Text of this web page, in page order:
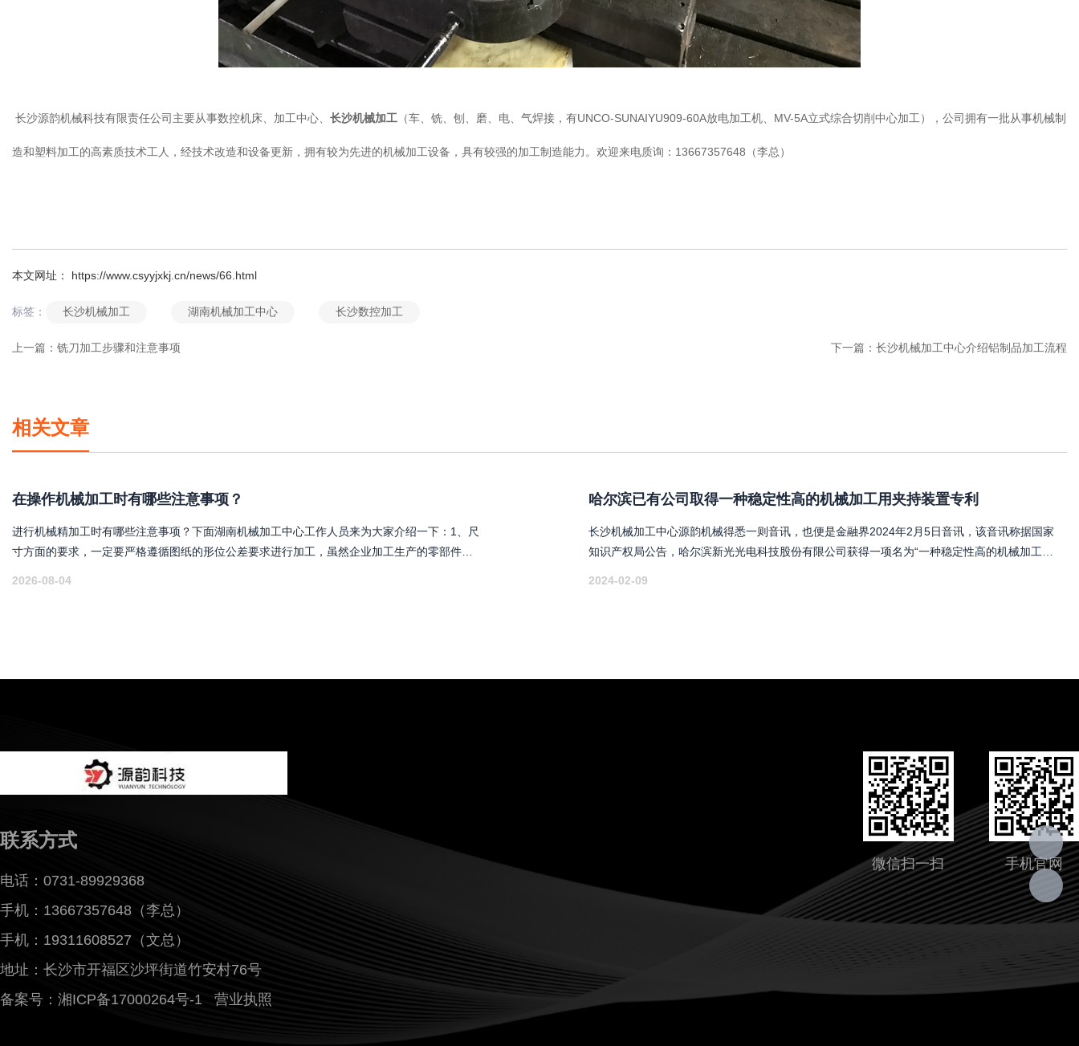
长沙源韵机械科技有限责任公司主要从事数控机床、加工中心、 长沙机械加工 （车、铣、刨、磨、电、气焊接，有UNCO-SUNAIYU909-60A放电加工机、MV-5A立式综合切削中心加工），公司拥有一批从事机械制
造和塑料加工的高素质技术工人，经技术改造和设备更新，拥有较为先进的机械加工设备，具有较强的加工制造能力。欢迎来电质询：13667357648（李总）
本文网址： https://www.csyyjxkj.cn/news/66.html
标签： 长沙机械加工 湖南机械加工中心 长沙数控加工
上一篇： 铣刀加工步骤和注意事项 下一篇： 长沙机械加工中心介绍铝制品加工流程
相关文章
在操作机械加工时有哪些注意事项？
进行机械精加工时有哪些注意事项？下面湖南机械加工中心工作人员来为大家介绍一下：1、尺
寸方面的要求，一定要严格遵循图纸的形位公差要求进行加工，虽然企业加工生产的零部件在
2026-08-04
哈尔滨已有公司取得一种稳定性高的机械加工用夹持装置专利
长沙机械加工中心源韵机械得悉一则音讯，也便是金融界2024年2月5日音讯，该音讯称据国家
知识产权局公告，哈尔滨新光光电科技股份有限公司获得一项名为“一种稳定性高的机械加工用
2024-02-09
联系方式
电话：0731-89929368
手机：13667357648（李总）
手机：19311608527（文总）
地址：长沙市开福区沙坪街道竹安村76号
备案号：湘ICP备17000264号-1
营业执照
微信扫一扫 手机官网